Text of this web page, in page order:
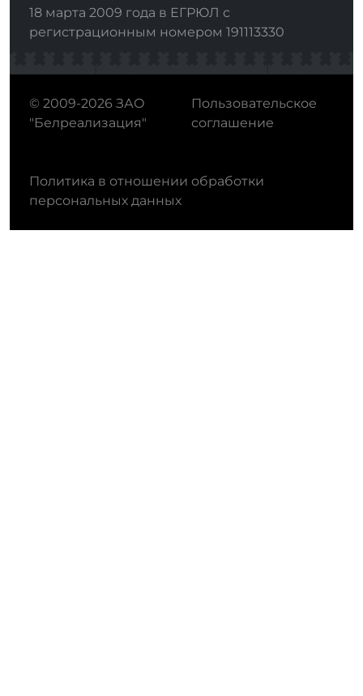
18 марта 2009 года в ЕГРЮЛ с
регистрационным номером 191113330
© 2009-2026 ЗАО
"Белреализация"
Пользовательское
соглашение
Политика в отношении обработки
персональных данных